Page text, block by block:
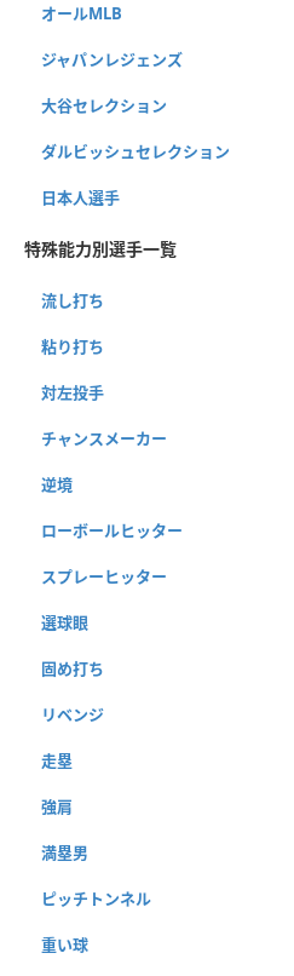
オールMLB
ジャパンレジェンズ
大谷セレクション
ダルビッシュセレクション
日本人選手
特殊能力別選手一覧
流し打ち
粘り打ち
対左投手
チャンスメーカー
逆境
ローボールヒッター
スプレーヒッター
選球眼
固め打ち
リベンジ
走塁
強肩
満塁男
ピッチトンネル
重い球